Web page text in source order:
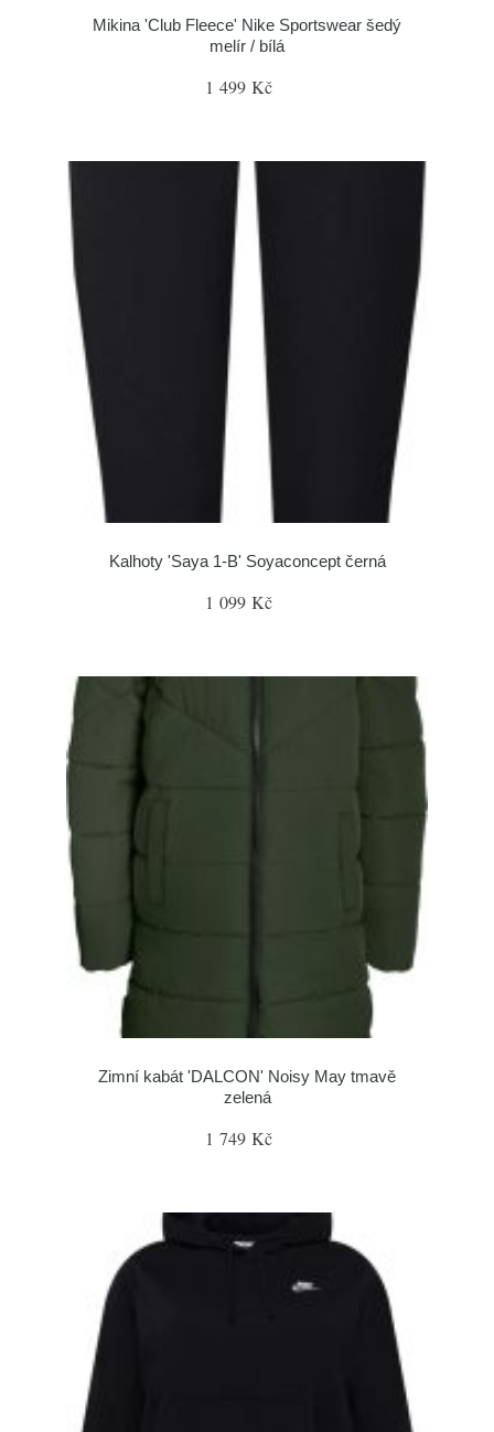
Mikina 'Club Fleece' Nike Sportswear šedý
melír / bílá
1 499 Kč
Kalhoty 'Saya 1-B' Soyaconcept černá
1 099 Kč
Zimní kabát 'DALCON' Noisy May tmavě
zelená
1 749 Kč